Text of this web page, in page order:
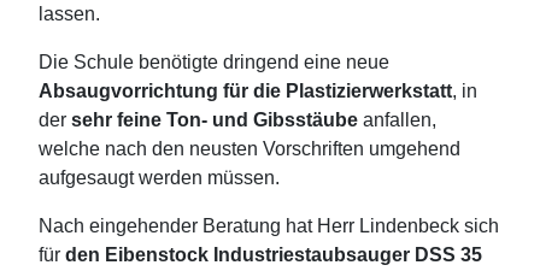
lassen.
Die Schule benötigte dringend eine neue
Absaugvorrichtung für die Plastizierwerkstatt, in
der sehr feine Ton- und Gibsstäube anfallen,
welche nach den neusten Vorschriften umgehend
aufgesaugt werden müssen.
Nach eingehender Beratung hat Herr Lindenbeck sich
für den Eibenstock Industriestaubsauger DSS 35